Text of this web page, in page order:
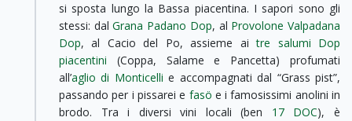
si sposta lungo la Bassa piacentina. I sapori sono gli
stessi: dalGrana Padano Dop, al Provolone Valpadana
Dop, al Cacio del Po, assieme aitre salumi Dop
piacentini (Coppa, Salame e Pancetta) profumati
all’aglio di Monticelli e accompagnati dal “Grass pist”,
passando per i pissarei e fasö e i famosissimi anolini in
brodo. Tra i diversi vini locali (ben 17 DOC), è